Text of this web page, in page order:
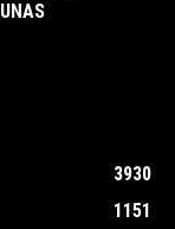
3930
1151